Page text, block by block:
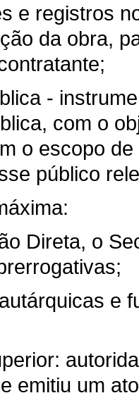
e registros
da obra,
-
com o
o escopo
público
Direta, o
e
emitiu um